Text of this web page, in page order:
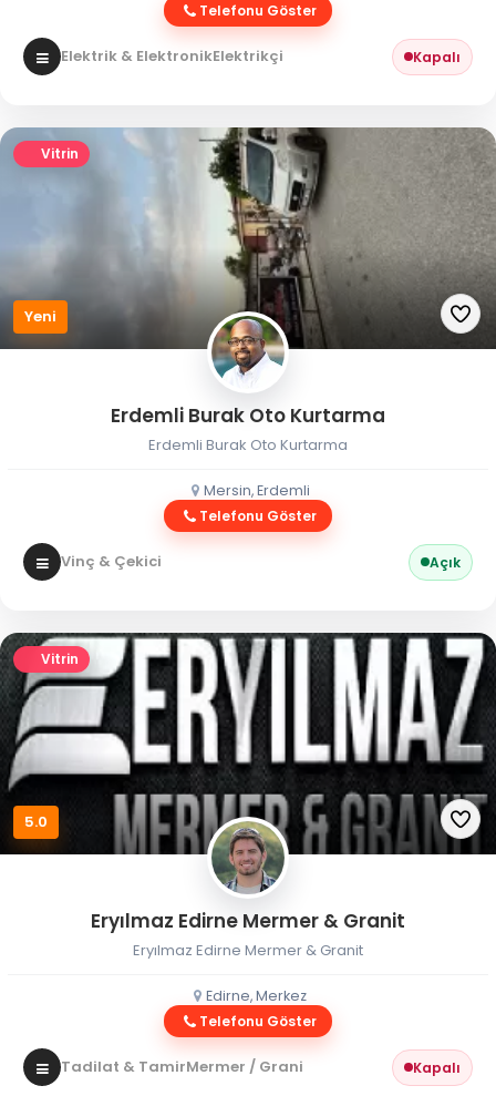
Telefonu Göster
Elektrik & ElektronikElektrikçi Kapalı
Vitrin
Yeni
Erdemli Burak Oto Kurtarma
Erdemli Burak Oto Kurtarma
Mersin, Erdemli
Telefonu Göster
Vinç & Çekici Açık
Vitrin
5.0
Eryılmaz Edirne Mermer & Granit
Eryılmaz Edirne Mermer & Granit
Edirne, Merkez
Telefonu Göster
Tadilat & TamirMermer / Granit Kapalı